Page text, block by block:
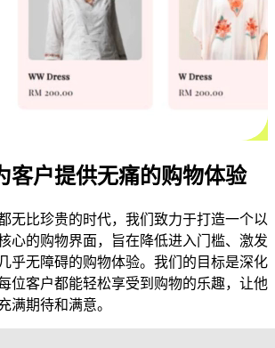
客户提供无痛的购物体验
无比珍贵的时代，我们致力于打造一个以
心的购物界面，旨在降低进入门槛、激发
乎无障碍的购物体验。我们的目标是深化
位客户都能轻松享受到购物的乐趣，让他
满期待和满意。